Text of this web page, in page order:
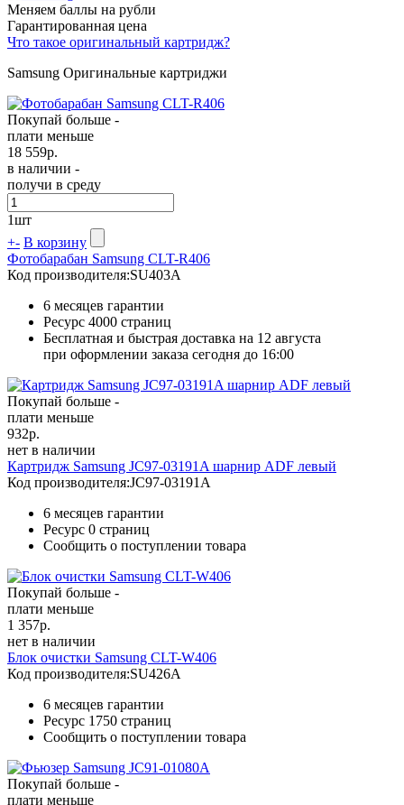
Меняем баллы на рубли
Гарантированная цена
Что такое оригинальный картридж?
Samsung Оригинальные картриджи
Покупай больше -
плати меньше
18 559р.
в наличии -
получи в среду
1шт
+- В корзину
Фотобарабан Samsung CLT-R406
Код производителя:SU403A
6 месяцев гарантии
Ресурс 4000 страниц
Бесплатная и быстрая доставка на 12 августа
при оформлении заказа сегодня до 16:00
Покупай больше -
плати меньше
932р.
нет в наличии
Картридж Samsung JC97-03191A шарнир ADF левый
Код производителя:JC97-03191A
6 месяцев гарантии
Ресурс 0 страниц
Сообщить о поступлении товара
Покупай больше -
плати меньше
1 357р.
нет в наличии
Блок очистки Samsung CLT-W406
Код производителя:SU426A
6 месяцев гарантии
Ресурс 1750 страниц
Сообщить о поступлении товара
Покупай больше -
плати меньше